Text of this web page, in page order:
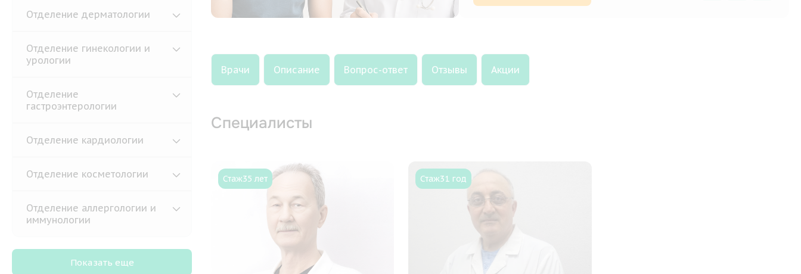
Отделение дерматологии
Отделение гинекологии и
урологии
Отделение
гастроэнтерологии
Отделение кардиологии
Отделение косметологии
Отделение аллергологии и
иммунологии
Показать еще
Врачи Описание Вопрос-ответ Отзывы Акции
Специалисты
Стаж35 лет Стаж31 год